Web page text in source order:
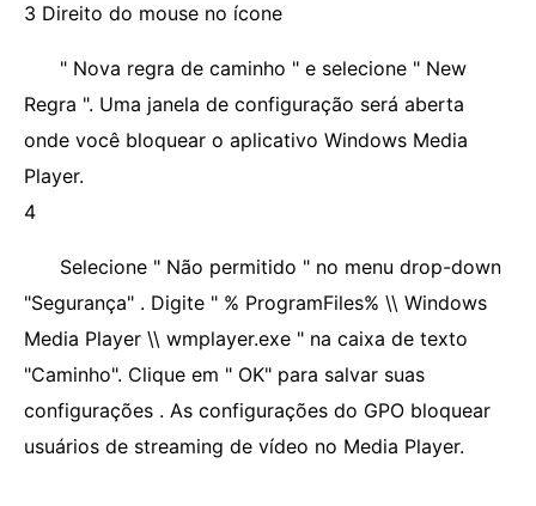
3 Direito do mouse no ícone
" Nova regra de caminho " e selecione " New
Regra ". Uma janela de configuração será aberta
onde você bloquear o aplicativo Windows Media
Player.
4
Selecione " Não permitido " no menu drop-down
"Segurança" . Digite " % ProgramFiles% \\ Windows
Media Player \\ wmplayer.exe " na caixa de texto
"Caminho". Clique em " OK" para salvar suas
configurações . As configurações do GPO bloquear
usuários de streaming de vídeo no Media Player.